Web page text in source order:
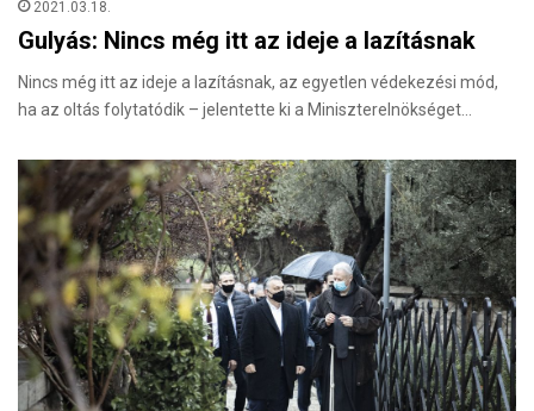
2021.03.18.
Gulyás: Nincs még itt az ideje a lazításnak
Nincs még itt az ideje a lazításnak, az egyetlen védekezési mód,
ha az oltás folytatódik – jelentette ki a Miniszterelnökséget…